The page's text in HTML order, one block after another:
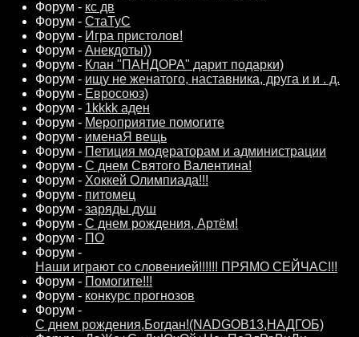
Форум - кс дв
Форум - СтаТуС
Форум - Игра пристолов!
Форум - Анекдоты))
Форум - Клан "ПАНДОРА" дарит подарки)
Форум - ищу не женатого, наставника, друга и и . д.
Форум - Евросоюз)
Форум - 1kkkk аден
Форум - Мероприятие помогите
Форум - именаЯ вещь
Форум - Петиция модераторам и администрации
Форум - С днем Святого Валентина!
Форум - Хоккей Олимпиада!!!
Форум - питомец
Форум - заряды душ
Форум - С днем рождения, Артём!
Форум - ПО
Форум -
Наши играют со словенией!!!!!! ПРЯМО СЕЙЧАС!!!
Форум - Помогите!!!
Форум - конкурс прогнозов
Форум -
С днем рождения,Богдан!(NADGOB13,НАДГОБ)